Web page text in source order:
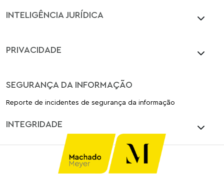
INTELIGÊNCIA JURÍDICA
PRIVACIDADE
SEGURANÇA DA INFORMAÇÃO
Reporte de incidentes de segurança da informação
INTEGRIDADE